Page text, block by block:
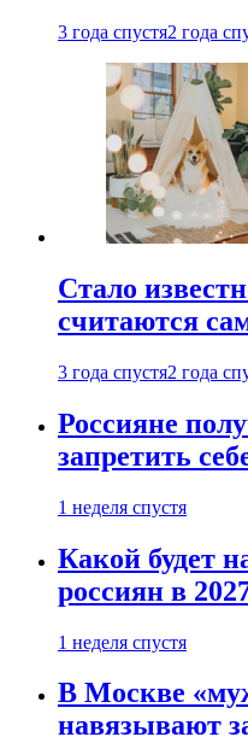
3 года спустя2 года
Стало
считаются
3 года спустя2 года
Россияне
запретить
1 неделя спустя
Какой будет
россиян в
1 неделя спустя
В Москве
навязывают